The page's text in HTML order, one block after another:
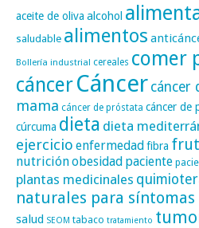
aceite de oliva alcohol
saludable alimentos
Bollería industrial cereales comer
cáncerCáncer cáncer
mama cáncer de próstata cáncer de
cúrcuma dieta dieta
ejercicio enfermedadfibra
nutriciónobesidad paciente
plantas medicinales
naturales para
salud SEOM tabaco tratamiento